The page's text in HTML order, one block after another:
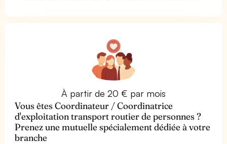
À partir de 20 € par mois
Vous êtes Coordinateur / Coordinatrice
d'exploitation transport routier de personnes ?
Prenez une mutuelle spécialement dédiée à votre
branche